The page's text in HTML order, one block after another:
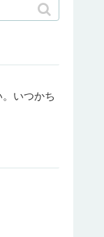
いつかち